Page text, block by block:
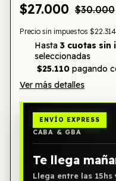
$27.000 $30.000
Precio sin impuestos $22.314
Hasta 3 cuotas sin
seleccionadas
$25.110pagando
Ver más detalles
ENVÍO EXPRESS
CABA & GBA
Te llega
Llega entre las 15hs